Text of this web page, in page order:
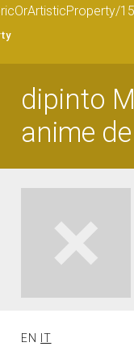
dipinto
anime
EN IT